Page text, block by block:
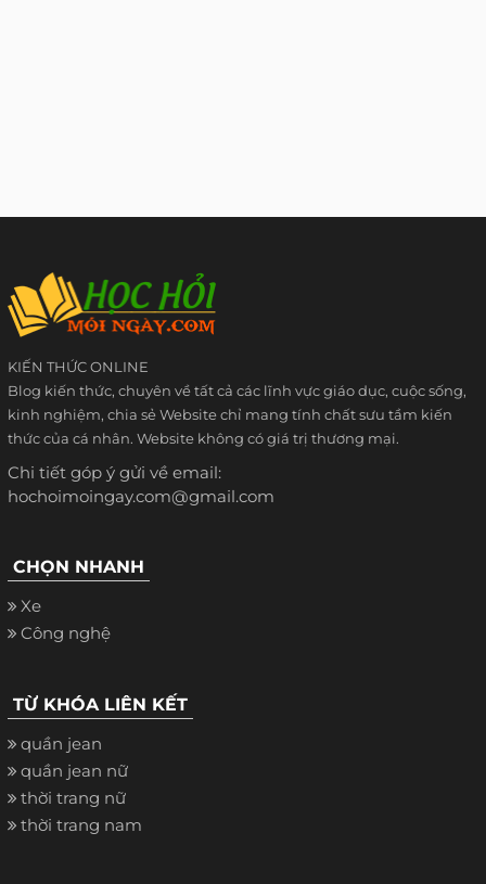
KIẾN THỨC ONLINE
Blog kiến thức, chuyên về tất cả các lĩnh vực giáo dục, cuộc sống,
kinh nghiệm, chia sẻ Website chỉ mang tính chất sưu tầm kiến
thức của cá nhân. Website không có giá trị thương mại.
Chi tiết góp ý gửi về email:
hochoimoingay.com@gmail.com
CHỌN NHANH
Xe
Công nghệ
TỪ KHÓA LIÊN KẾT
quần jean
quần jean nữ
thời trang nữ
thời trang nam